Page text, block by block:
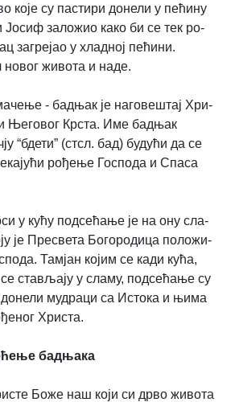
ко­је су па­стири до­не­ли у пе­ћи­ну
Јо­сиф за­ло­жио ка­ко би се тек ро­
за­гре­јао у хлад­ној пе­ћи­ни.
живота и наде.
- бад­њак је на­го­ве­штај Хри­
Ње­го­вог Кр­ста. Име бадњак
“бдети” (стсл. бад) будући да се
рођење Господа и Спаса
у ку­ћу под­се­ћа­ње је на ону сла­
је Пре­све­та Бо­го­ро­ди­ца по­ло­жи­
Та­мјан ко­јим се ка­ди ку­ћа,
ста­вља­ју у сла­му, подсећање су
до­не­ли му­дра­ци са Ис­то­ка и њи­ма
Хри­ста.
бадњака
Боже наш који си дрво живота